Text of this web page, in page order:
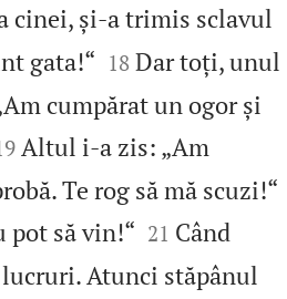
cinei, și‑a trimis sclavul
gata!“
18 Dar toți, unul
cumpărat un ogor și
Altul i‑a zis: „Am
Te rog să mă scuzi!“
pot să vin!“
21 Când
Atunci stăpânul